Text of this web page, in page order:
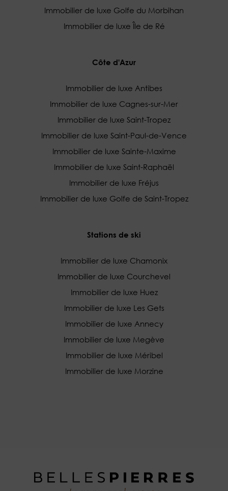
Immobilier de luxe Golfe du Morbihan
Immobilier de luxe Île de Ré
Côte d'Azur
Immobilier de luxe Antibes
Immobilier de luxe Cagnes-sur-Mer
Immobilier de luxe Saint-Tropez
Immobilier de luxe Saint-Paul-de-Vence
Immobilier de luxe Sainte-Maxime
Immobilier de luxe Saint-Raphaël
Immobilier de luxe Fréjus
Immobilier de luxe Golfe de Saint-Tropez
Stations de ski
Immobilier de luxe Chamonix
Immobilier de luxe Courchevel
Immobilier de luxe Huez
Immobilier de luxe Les Gets
Immobilier de luxe Annecy
Immobilier de luxe Megève
Immobilier de luxe Méribel
Immobilier de luxe Morzine